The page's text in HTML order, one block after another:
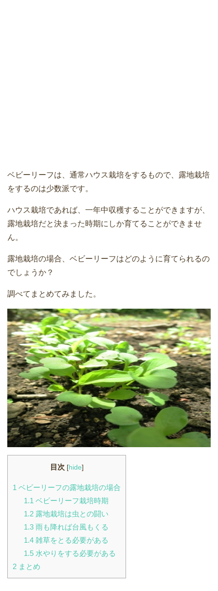
ベビーリーフは、通常ハウス栽培をするもので、露地栽培
をするのは少数派です。
ハウス栽培であれば、一年中収穫することができますが、
露地栽培だと決まった時期にしか育てることができませ
ん。
露地栽培の場合、ベビーリーフはどのように育てられるの
でしょうか？
調べてまとめてみました。
目次 [hide]
1 ベビーリーフの露地栽培の場合
1.1ベビーリーフ栽培時期
1.2露地栽培は虫との闘い
1.3雨も降れば台風もくる
1.4雑草をとる必要がある
1.5水やりをする必要がある
2 まとめ